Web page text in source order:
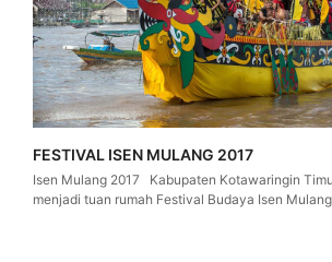
FESTIVAL ISEN MULANG 2017
Isen Mulang 2017 Kabupaten Kotawaringin
menjadi tuan rumah Festival Budaya Isen